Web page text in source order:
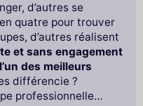
d’autres se
quatre pour trouver
d’autres réalisent
et sans engagement
des meilleurs
différencie ?
professionnelle